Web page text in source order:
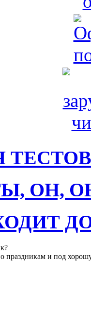
ТЕСТОВ
ОН,
праздникам и под